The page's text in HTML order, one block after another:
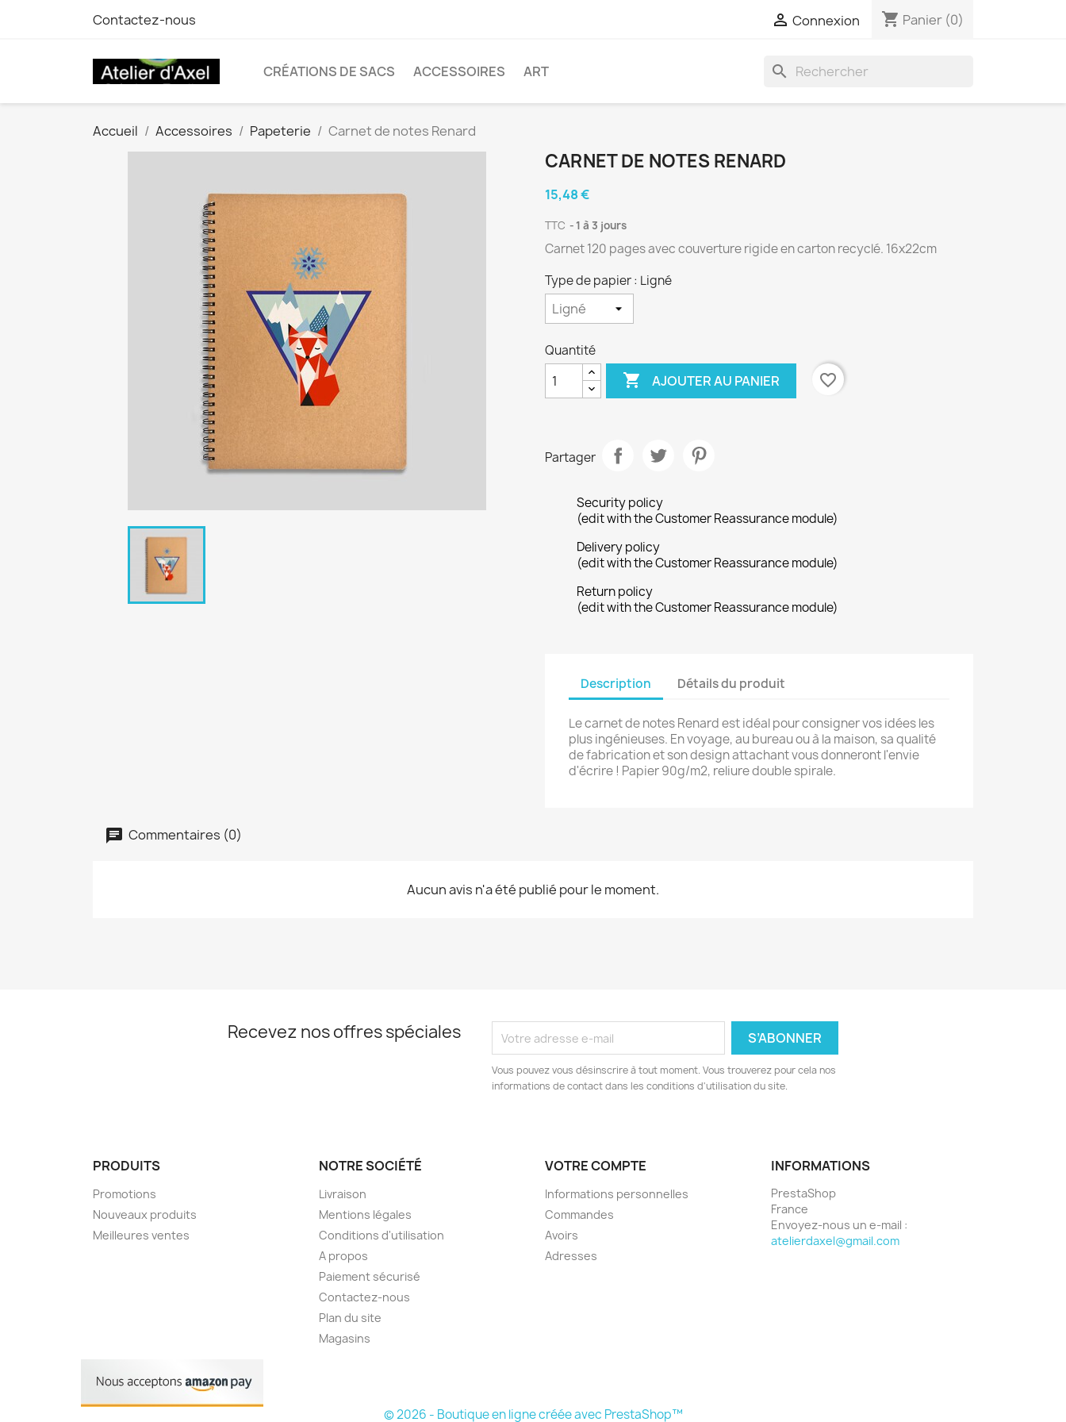
Contactez-nous  Connexion shopping_cart Panier (0)
CRÉATIONS DE SACS ACCESSOIRES ART search
Accueil Accessoires Papeterie Carnet de notes Renard
CARNET DE NOTES RENARD
15,48 €
TTC 1 à 3 jours
Carnet 120 pages avec couverture rigide en carton recyclé. 16x22cm
Type de papier : Ligné
Quantité
 AJOUTER AU PANIER favorite_border
Partager
Security policy
(edit with the Customer Reassurance module)
Delivery policy
(edit with the Customer Reassurance module)
Return policy
(edit with the Customer Reassurance module)
Description Détails du produit
Le carnet de notes Renard est idéal pour consigner vos idées les
plus ingénieuses. En voyage, au bureau ou à la maison, sa qualité
de fabrication et son design attachant vous donneront l'envie
d'écrire ! Papier 90g/m2, reliure double spirale.
Commentaires (0)
Aucun avis n'a été publié pour le moment.
Recevez nos offres spéciales
Vous pouvez vous désinscrire à tout moment. Vous trouverez pour cela nos
informations de contact dans les conditions d'utilisation du site.
PRODUITS
Promotions
Nouveaux produits
Meilleures ventes
NOTRE SOCIÉTÉ
Livraison
Mentions légales
Conditions d'utilisation
A propos
Paiement sécurisé
Contactez-nous
Plan du site
Magasins
VOTRE COMPTE
Informations personnelles
Commandes
Avoirs
Adresses
INFORMATIONS
PrestaShop
France
Envoyez-nous un e-mail :
atelierdaxel@gmail.com
© 2026 - Boutique en ligne créée avec PrestaShop™